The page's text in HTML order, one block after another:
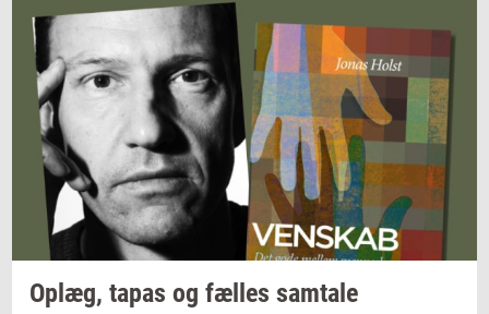
Oplæg, tapas og fæl­les sam­ta­le